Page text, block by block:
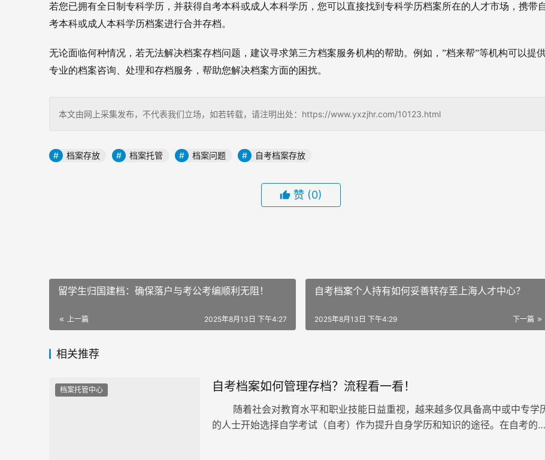
若您已拥有全日制专科学历，并获得自考本科或成人本科学历，您可以直接找到专科学历档案所在的人才市场，携带
考本科或成人本科学历档案进行合并存档。
无论面临何种情况，若无法解决档案存档问题，建议寻求第三方档案服务机构的帮助。例如，”档来帮”等机构可以提
专业的档案咨询、处理和存档服务，帮助您解决档案方面的困扰。
本文由网上采集发布，不代表我们立场，如若转载，请注明出处：https://www.yxzjhr.com/10123.html
档案存放 档案托管 档案问题 自考档案存放
赞 (0)
留学生归国建档：确保落户与考公考编顺利无阻！
上一篇 2025年8月13日 下午4:27
自考档案个人持有如何妥善转存至上海人才中心？
下一篇
2025年8月13日 下午4:29
相关推荐
档案托管中心 自考档案如何管理存档？流程看一看！
随着社会对教育水平和职业技能日益重视，越来越多仅具备高中或中专学
的人士开始选择自学考试（自考）作为提升自身学历和知识的途径。在自考的过